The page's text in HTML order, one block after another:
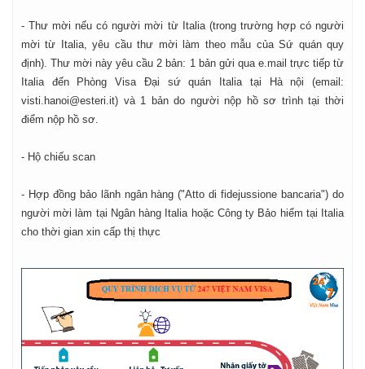
- Thư mời nếu có người mời từ Italia (trong trường hợp có người
mời từ Italia, yêu cầu thư mời làm theo mẫu của Sứ quán quy
định). Thư mời này yêu cầu 2 bản: 1 bản gửi qua e.mail trực tiếp từ
Italia đến Phòng Visa Đại sứ quán Italia tại Hà nội (email:
visti.hanoi@esteri.it) và 1 bản do người nộp hồ sơ trình tại thời
điểm nộp hồ sơ.
- Hộ chiếu scan
- Hợp đồng bảo lãnh ngân hàng ("Atto di fidejussione bancaria") do
người mời làm tại Ngân hàng Italia hoặc Công ty Bảo hiểm tại Italia
cho thời gian xin cấp thị thực